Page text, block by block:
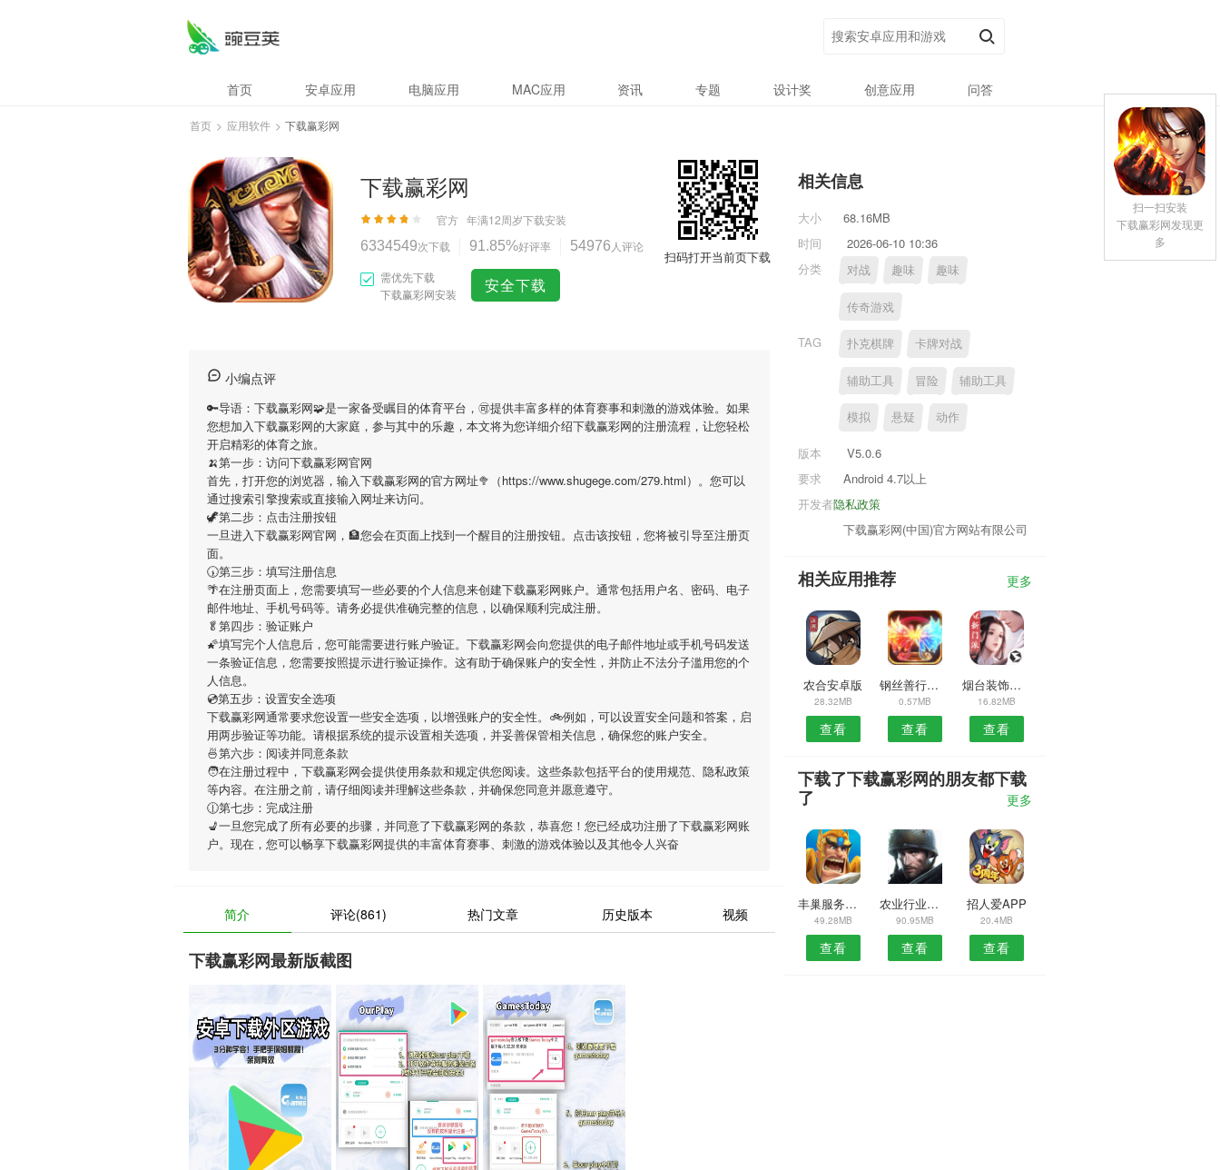
首页 安卓应用 电脑应用 MAC应用 资讯 专题 设计奖 创意应用 问答
首页 > 应用软件 > 下载赢彩网
下载赢彩网
官方 年满12周岁下载安装
6334549次下载 91.85%好评率 54976 人评论
需优先下载
下载赢彩网安装
安全下载
扫码打开当前页下载
小编点评
🔑导语： 下载赢彩网🧩是一家备受瞩目的体育平台，🉑提供丰富多样的体育赛事和刺激的游戏体验。如果
您想加入下载赢彩网的大家庭，参与其中的乐趣，本文将为您详细介绍下载赢彩网的注册流程，让您轻松
开启精彩的体育之旅。
🍌第一步：访问下载赢彩网官网
首先，打开您的浏览器，输入下载赢彩网的官方网址🥦（https://www.shugege.com/279.html）。您可以
通过搜索引擎搜索或直接输入网址来访问。
🦖第二步：点击注册按钮
一旦进入下载赢彩网官网，🏦您会在页面上找到一个醒目的注册按钮。点击该按钮，您将被引导至注册页
面。
🕠第三步：填写注册信息
🌴在注册页面上，您需要填写一些必要的个人信息来创建下载赢彩网账户。通常包括用户名、密码、电子
邮件地址、手机号码等。请务必提供准确完整的信息，以确保顺利完成注册。
🥬第四步：验证账户
🌠填写完个人信息后，您可能需要进行账户验证。 下载赢彩网会向您提供的电子邮件地址或手机号码发送
一条验证信息，您需要按照提示进行验证操作。这有助于确保账户的安全性，并防止不法分子滥用您的个
人信息。
💿第五步：设置安全选项
下载赢彩网通常要求您设置一些安全选项，以增强账户的安全性。🚲例如，可以设置安全问题和答案，启
用两步验证等功能。请根据系统的提示设置相关选项，并妥善保管相关信息，确保您的账户安全。
🍜第六步：阅读并同意条款
🧑在注册过程中， 下载赢彩网会提供使用条款和规定供您阅读。这些条款包括平台的使用规范、隐私政策
等内容。在注册之前，请仔细阅读并理解这些条款，并确保您同意并愿意遵守。
🕧第七步：完成注册
💺一旦您完成了所有必要的步骤，并同意了下载赢彩网的条款，恭喜您！您已经成功注册了下载赢彩网账
户。现在，您可以畅享下载赢彩网提供的丰富体育赛事、刺激的游戏体验以及其他令人兴奋
简介 评论(861) 热门文章 历史版本 视频
下载赢彩网最新版截图
相关信息
大小
68.16MB
时间
2026-06-10 10:36
分类
对战 趣味 趣味
传奇游戏
TAG 扑克棋牌 卡牌对战
辅助工具 冒险 辅助工具
模拟 悬疑 动作
版本
V5.0.6
要求
Android 4.7以上
隐私政策
开发者
下载赢彩网(中国)官方网站有限公司
相关应用推荐 更多
农合安卓版
28.32MB
查看
钢丝善行团安卓版
0.57MB
查看
烟台装饰平台安卓版
16.82MB
查看
下载了下载赢彩网的朋友都下载
了
更多
丰巢服务站安卓版
49.28MB
查看
农业行业网APP
90.95MB
查看
招人爱APP
20.4MB
查看
扫一扫安装
下载赢彩网发现更
多